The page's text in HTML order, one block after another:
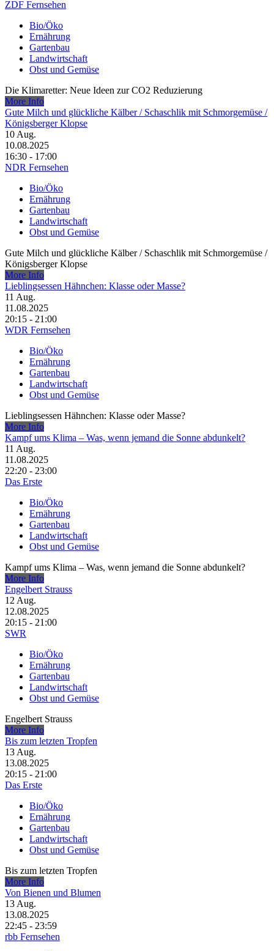
ZDF Fernsehen
Bio/Öko
Ernährung
Gartenbau
Landwirtschaft
Obst und Gemüse
Die Klimaretter: Neue Ideen zur CO2 Reduzierung
More Info
Gute Milch und glückliche Kälber /​ Schaschlik mit Schmorgemüse /​
Königsberger Klopse
10 Aug.
10.08.2025
16:30 - 17:00
NDR Fernsehen
Bio/Öko
Ernährung
Gartenbau
Landwirtschaft
Obst und Gemüse
Gute Milch und glückliche Kälber /​ Schaschlik mit Schmorgemüse /​
Königsberger Klopse
More Info
Lieblingsessen Hähnchen: Klasse oder Masse?
11 Aug.
11.08.2025
20:15 - 21:00
WDR Fernsehen
Bio/Öko
Ernährung
Gartenbau
Landwirtschaft
Obst und Gemüse
Lieblingsessen Hähnchen: Klasse oder Masse?
More Info
Kampf ums Klima – Was, wenn jemand die Sonne abdunkelt?
11 Aug.
11.08.2025
22:20 - 23:00
Das Erste
Bio/Öko
Ernährung
Gartenbau
Landwirtschaft
Obst und Gemüse
Kampf ums Klima – Was, wenn jemand die Sonne abdunkelt?
More Info
Engelbert Strauss
12 Aug.
12.08.2025
20:15 - 21:00
SWR
Bio/Öko
Ernährung
Gartenbau
Landwirtschaft
Obst und Gemüse
Engelbert Strauss
More Info
Bis zum letzten Tropfen
13 Aug.
13.08.2025
20:15 - 21:00
Das Erste
Bio/Öko
Ernährung
Gartenbau
Landwirtschaft
Obst und Gemüse
Bis zum letzten Tropfen
More Info
Von Bienen und Blumen
13 Aug.
13.08.2025
22:45 - 23:59
rbb Fernsehen